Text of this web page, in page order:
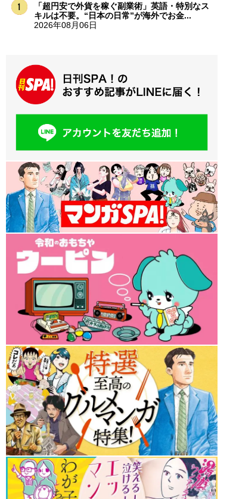
「超円安で外貨を稼ぐ副業術」英語・特別なス
キルは不要。“日本の日常”が海外でお金...
2026年08月06日